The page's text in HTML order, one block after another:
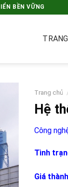
BỀN VỮNG
Trang chủ
Hệ
Công
Tình
Giá